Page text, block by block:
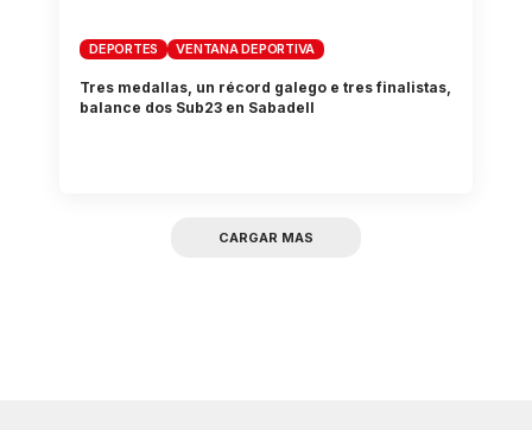
DEPORTES VENTANA DEPORTIVA
Tres medallas, un récord galego e tres finalistas,
balance dos Sub23 en Sabadell
CARGAR MAS